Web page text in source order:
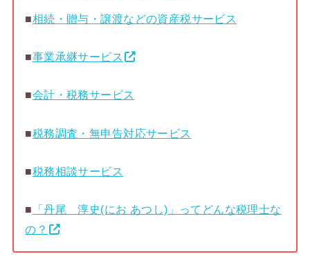
■相続・贈与・譲渡などの資産税サービス
■事業承継サービス
■会計・税務サービス
■税務調査・無申告対応サービス
■税務相談サービス
■ 「丹尾 淳史(にお あつし)」ってどんな税理士な
の？